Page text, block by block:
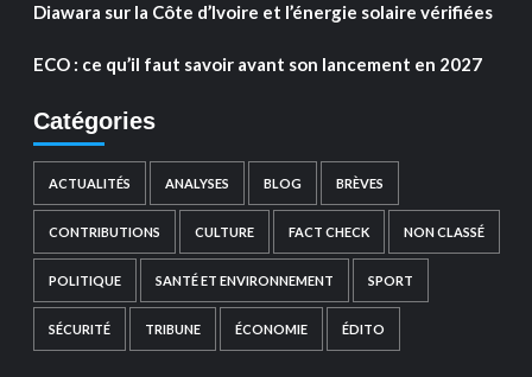
Diawara sur la Côte d’Ivoire et l’énergie solaire vérifiées
ECO : ce qu’il faut savoir avant son lancement en 2027
Catégories
ACTUALITÉS ANALYSES BLOG BRÈVES
CONTRIBUTIONS CULTURE FACT CHECK NON CLASSÉ
POLITIQUE SANTÉ ET ENVIRONNEMENT SPORT
SÉCURITÉ TRIBUNE ÉCONOMIE ÉDITO